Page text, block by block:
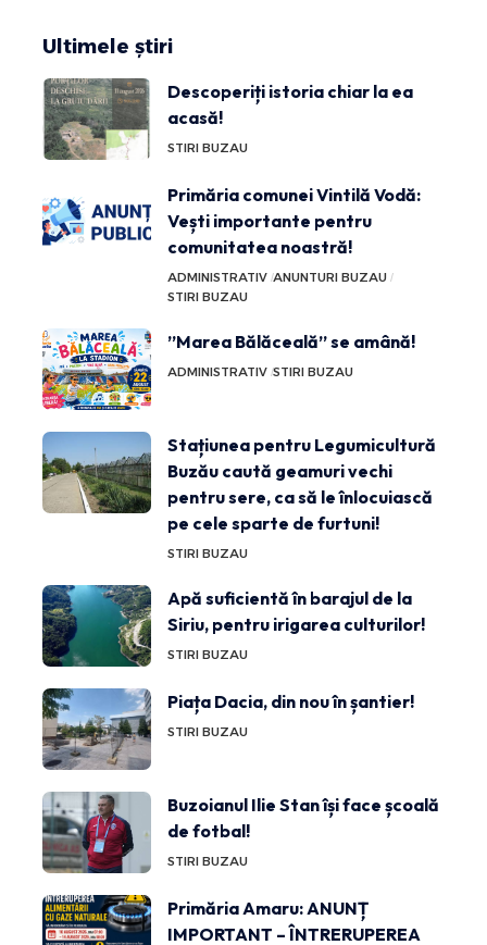
Ultimele știri
Descoperiți istoria chiar la ea
acasă!
STIRI BUZAU
Primăria comunei Vintilă Vodă:
Vești importante pentru
comunitatea noastră!
ADMINISTRATIV ANUNTURI BUZAU
STIRI BUZAU
”Marea Bălăceală” se amână!
ADMINISTRATIV STIRI BUZAU
Stațiunea pentru Legumicultură
Buzău caută geamuri vechi
pentru sere, ca să le înlocuiască
pe cele sparte de furtuni!
STIRI BUZAU
Apă suficientă în barajul de la
Siriu, pentru irigarea culturilor!
STIRI BUZAU
Piața Dacia, din nou în șantier!
STIRI BUZAU
Buzoianul Ilie Stan își face școală
de fotbal!
STIRI BUZAU
Primăria Amaru: ANUNȚ
IMPORTANT – ÎNTRERUPEREA